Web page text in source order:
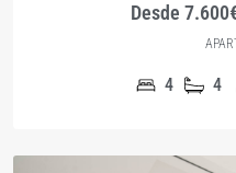
Desde
4 4